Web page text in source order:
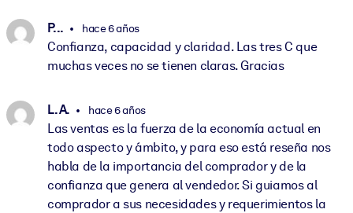
P. .. hace 6 años
Confianza, capacidad y claridad. Las tres C que
muchas veces no se tienen claras. Gracias
L. A. hace 6 años
Las ventas es la fuerza de la economía actual en
todo aspecto y ámbito, y para eso está reseña nos
habla de la importancia del comprador y de la
confianza que genera al vendedor. Si guiamos al
comprador a sus necesidades y requerimientos la